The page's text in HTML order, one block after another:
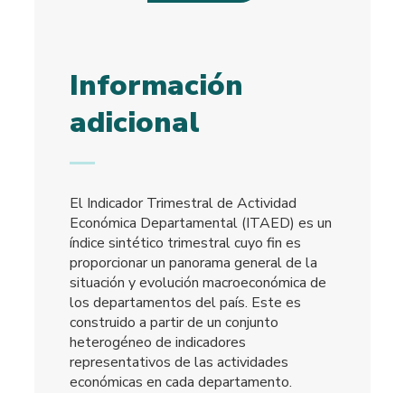
Información
adicional
El Indicador Trimestral de Actividad
Económica Departamental (ITAED) es un
índice sintético trimestral cuyo fin es
proporcionar un panorama general de la
situación y evolución macroeconómica de
los departamentos del país. Este es
construido a partir de un conjunto
heterogéneo de indicadores
representativos de las actividades
económicas en cada departamento.